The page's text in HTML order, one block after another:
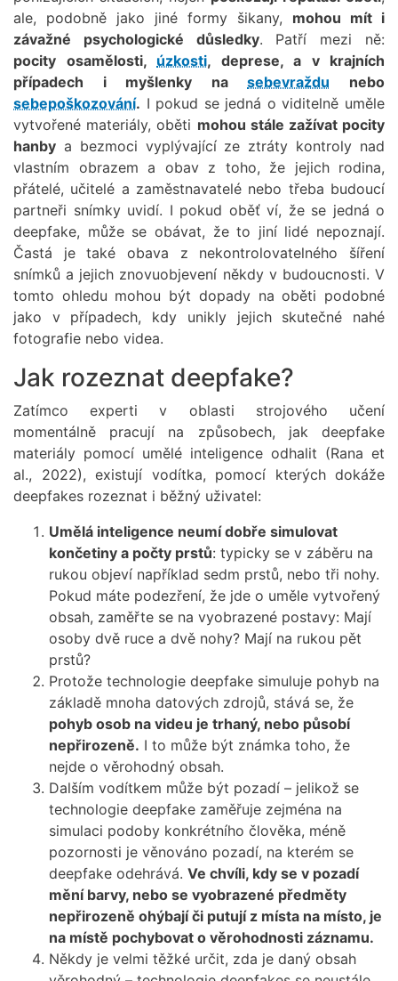
ale, podobně jako jiné formy šikany, mohou mít i
závažné psychologické důsledky. Patří mezi ně:
pocity osamělosti, úzkosti, deprese, a v krajních
případech i myšlenky nasebevraždu nebo
sebepoškozování. I pokud se jedná o viditelně uměle
vytvořené materiály, oběti mohou stále zažívat pocity
hanby a bezmoci vyplývající ze ztráty kontroly nad
vlastním obrazem a obav z toho, že jejich rodina,
přátelé, učitelé a zaměstnavatelé nebo třeba budoucí
partneři snímky uvidí. I pokud oběť ví, že se jedná o
deepfake, může se obávat, že to jiní lidé nepoznají.
Častá je také obava z nekontrolovatelného šíření
snímků a jejich znovuobjevení někdy v budoucnosti. V
tomto ohledu mohou být dopady na oběti podobné
jako v případech, kdy unikly jejich skutečné nahé
fotografie nebo videa.
Jak rozeznat deepfake?
Zatímco experti v oblasti strojového učení
momentálně pracují na způsobech, jak deepfake
materiály pomocí umělé inteligence odhalit (Rana et
al., 2022), existují vodítka, pomocí kterých dokáže
deepfakes rozeznat i běžný uživatel:
Umělá inteligence neumí dobře simulovat
končetiny a počty prstů: typicky se v záběru na
rukou objeví například sedm prstů, nebo tři nohy.
Pokud máte podezření, že jde o uměle vytvořený
obsah, zaměřte se na vyobrazené postavy: Mají
osoby dvě ruce a dvě nohy? Mají na rukou pět
prstů?
Protože technologie deepfake simuluje pohyb na
základě mnoha datových zdrojů, stává se, že
pohyb osob na videu je trhaný, nebo působí
nepřirozeně. I to může být známka toho, že
nejde o věrohodný obsah.
Dalším vodítkem může být pozadí – jelikož se
technologie deepfake zaměřuje zejména na
simulaci podoby konkrétního člověka, méně
pozornosti je věnováno pozadí, na kterém se
deepfake odehrává. Ve chvíli, kdy se v pozadí
mění barvy, nebo se vyobrazené předměty
nepřirozeně ohýbají či putují z místa na místo, je
na místě pochybovat o věrohodnosti záznamu.
Někdy je velmi těžké určit, zda je daný obsah